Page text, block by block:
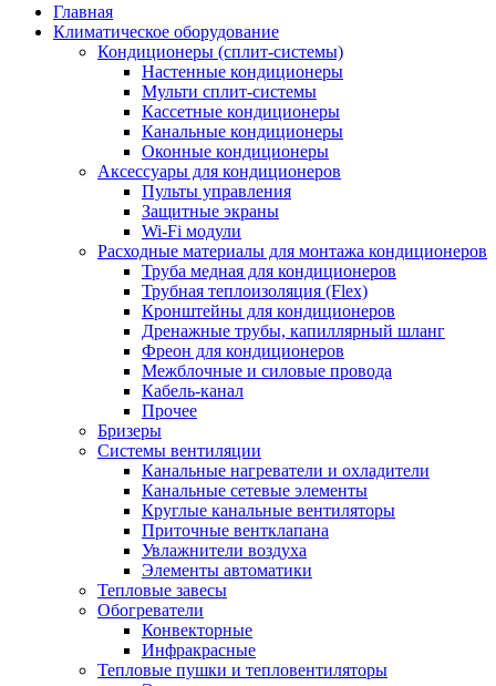
Главная
Климатическое оборудование
Кондиционеры (сплит-системы)
Настенные кондиционеры
Мульти сплит-системы
Кассетные кондиционеры
Канальные кондиционеры
Оконные кондиционеры
Аксессуары для кондиционеров
Пульты управления
Защитные экраны
Wi-Fi модули
Расходные материалы для монтажа кондиционеров
Труба медная для кондиционеров
Трубная теплоизоляция (Flex)
Кронштейны для кондиционеров
Дренажные трубы, капиллярный шланг
Фреон для кондиционеров
Межблочные и силовые провода
Кабель-канал
Прочее
Бризеры
Системы вентиляции
Канальные нагреватели и охладители
Канальные сетевые элементы
Круглые канальные вентиляторы
Приточные вентклапана
Увлажнители воздуха
Элементы автоматики
Тепловые завесы
Обогреватели
Конвекторные
Инфракрасные
Тепловые пушки и тепловентиляторы